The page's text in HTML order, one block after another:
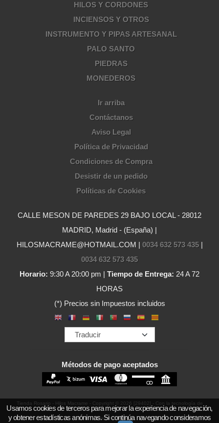
HILOS Y CORDONES
INCIENSOS Y OTROS
INSTRUMENTO Y PIPAS ARTESANAL
PALO SANTO
PIEDRAS
MONEDEROS
Ir arriba
Contáctanos
Aviso Legal
Política de Privacidad
Condiciones de Compra
Desistir de un pedido
Políticas de Cookies
CALLE MESON DE PAREDES 29 BAJO LOCAL - 28012
MADRID, Madrid - (España) |
HILOSMACRAME@HOTMAIL.COM | 0034 632 573 435|
0034 632 573 435
Horario: 9:30 A 20:00 pm | Tiempo de Entrega: 24 A 72
HORAS
(*) Precios sin Impuestos incluidos
Métodos de pago aceptados
Tienda Rosario - Hilos Macrame - Copyright © 2026 [29402] - Con la tecnología de
Palbin.com
Usamos cookies de terceros para mejorar la experiencia de navegación,
y obtener estadísticas anónimas. Si continúa navegando consideramos